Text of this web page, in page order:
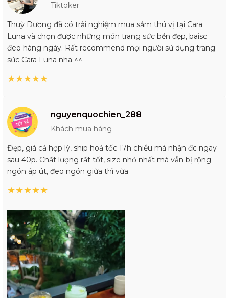
Tiktoker
Thuỳ Dương đã có trải nghiệm mua sắm thú vị tại Cara
Luna và chọn được những món trang sức bền đẹp, baisc
đeo hàng ngày. Rất recommend mọi người sử dụng trang
sức Cara Luna nha ^^
★★★★★
nguyenquochien_288
Khách mua hàng
Đẹp, giá cả hợp lý, ship hoả tốc 17h chiều mà nhận đc ngay
sau 40p. Chất lượng rất tốt, size nhỏ nhất mà vẫn bị rộng
ngón áp út, đeo ngón giữa thì vừa
★★★★★